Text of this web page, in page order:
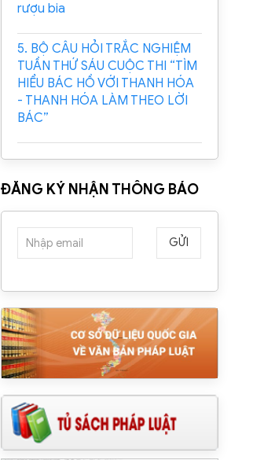
rượu bia
5. BỘ CÂU HỎI TRẮC NGHIỆM
TUẦN THỨ SÁU CUỘC THI “TÌM
HIỂU BÁC HỒ VỚI THANH HÓA
- THANH HÓA LÀM THEO LỜI
BÁC”
ĐĂNG KÝ NHẬN THÔNG BÁO
GỬI